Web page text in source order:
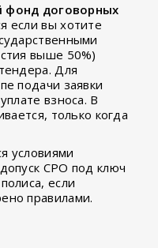
фонд договорных
если вы хотите
выше 50%)
Для
подачи заявки
взноса. В
только когда
условиями
СРО под ключ
если
правилами.